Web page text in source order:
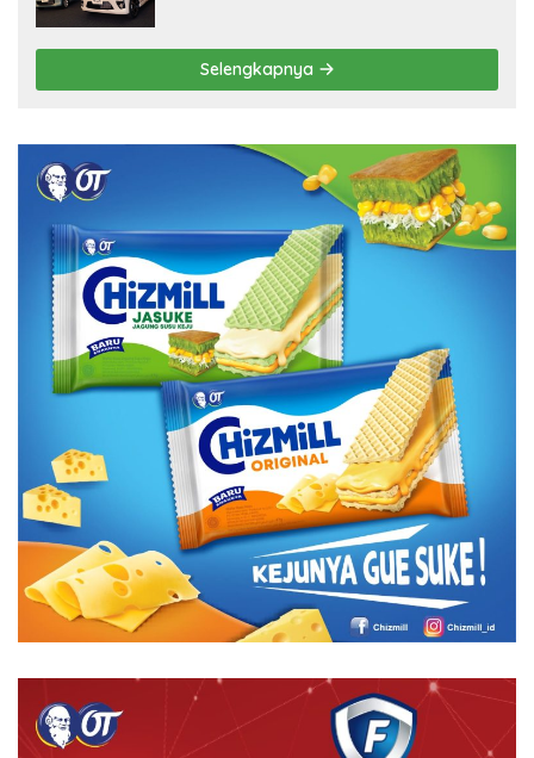
Selengkapnya